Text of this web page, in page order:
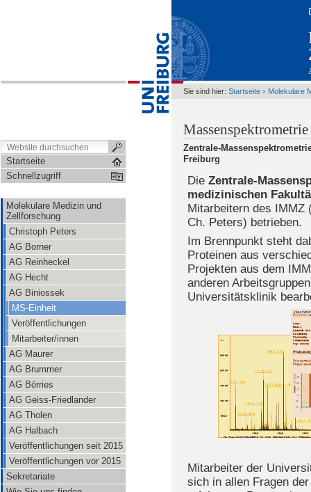
Startseite
Schnellzugriff
Molekulare Medizin und
Zellforschung
Christoph Peters
AG Borner
AG Reinheckel
AG Hecht
AG Biniossek
MS-Einheit
Veröffentlichungen
Mitarbeiter/innen
AG Maurer
AG Brummer
AG Börries
AG Geiss-Friedlander
AG Tholen
AG Halbach
Veröffentlichungen seit 2015
Veröffentlichungen vor 2015
Sekretariate
Sie sind hier: Startseite › Molekulare
Zentrale-
Freiburg
Die Zentrale-
medizinischen
Mitarbeitern des
Ch. Peters) betrieben.
Im Brennpunkt steht
Proteinen aus
Projekten aus dem
anderen
Universitätsklinik
Mitarbeiter der
sich in allen Fragen